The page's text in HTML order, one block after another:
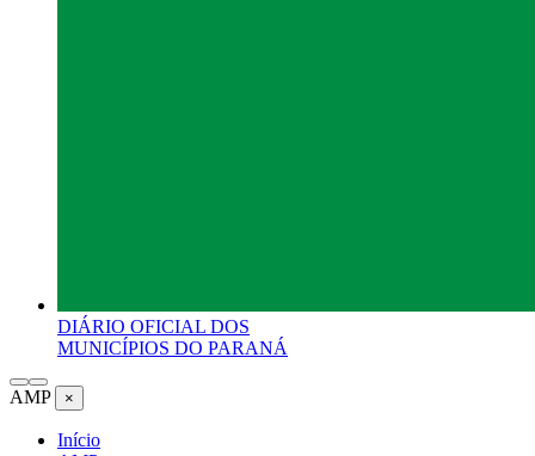
DIÁRIO OFICIAL DOS
MUNICÍPIOS DO PARANÁ
AMP ×
Início